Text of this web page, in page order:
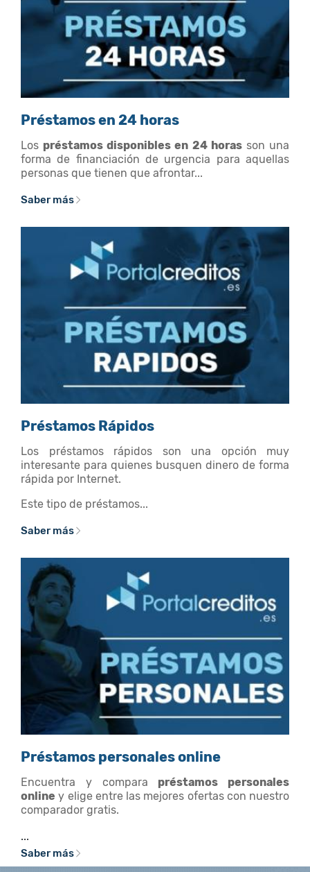
Préstamos en 24 horas
Los préstamos disponibles en 24 horasson una
forma de financiación de urgencia para aquellas
personas que tienen que afrontar...
Saber más
Préstamos Rápidos
Los préstamos rápidos son una opción muy
interesante para quienes busquen dinero de forma
rápida por Internet.
Este tipo de préstamos...
Saber más
Préstamos personales online
Encuentra y compara préstamos personales
online y elige entre las mejores ofertas con nuestro
comparador gratis.
...
Saber más